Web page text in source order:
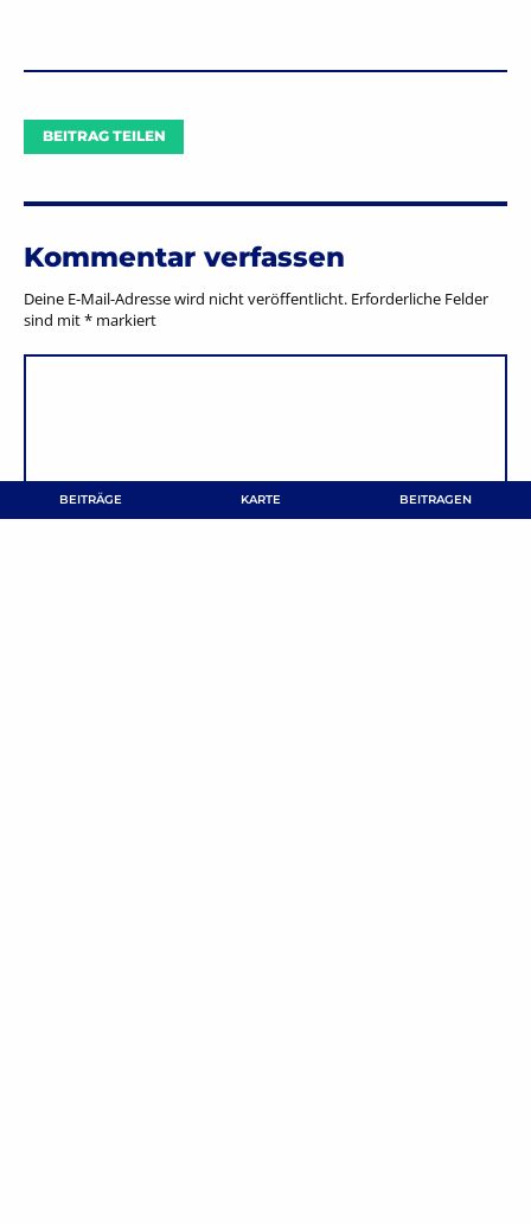
BEITRÄGE KARTE BEITRAGEN
BEITRAG TEILEN
Kommentar verfassen
Deine E-Mail-Adresse wird nicht veröffentlicht. Erforderliche Felder
sind mit* markiert